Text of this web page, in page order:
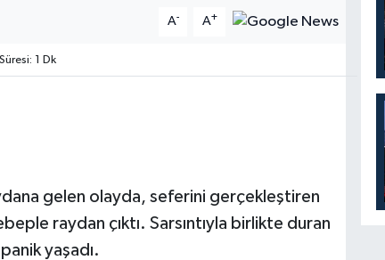
A- A+
1 Dk
gelen olayda, seferini gerçekleştiren
raydan çıktı. Sarsıntıyla birlikte duran
yaşadı.